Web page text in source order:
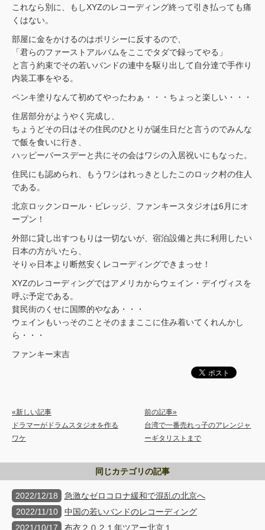
これなら別に、もしXYZのレコーディング終って引き払っても痛
くはない。
部屋に金をかけるのはポリシーに反するので、
「君らのファーストアルバムをここでタダで録ってやる」
と言う約束でその若いバンドの連中を駆り出して自分達で手作り
内装工事をやる。
ペンキ塗りなんて初めてやったわぁ・・・ちょっと楽しい・・・
住居部分がようやく完成し、
ちょうどその日はその住民のひとりが誕生日だと言うのでみんな
で飯を食いに行き、
ハッピーバースデーと共にその会はワシの入居祝いにもなった。
住民にも認められ、もうワシはれっきとしたこのロック村の住人
である。
北京ロックンロール・ビレッジ、ファンキースタジオは6月にオ
ープン！
外部に貸し出すつもりは一切ないが、宿泊設備と共に利用したい
日本の方がいたら、
そりゃ日本より断然安くレコーディングできまっせ！
XYZのレコーディングではアメリカからウェイン・デイヴィスを
呼ぶ予定である。
貧民街のくせに国際的やなあ・・・
ウェインもいっそのことそのままここに住み着いてくれんかし
ら・・・
ファンキー末吉
«新しい記事
ドラマーがドラムスタジオを作る
ワケ
前の記事»
台湾で一番売れっ子のアレンジャ
ーギタリストまで
同じカテゴリの記事
2022/12/18
急激なゼロコロナ緩和で混乱の北京へ
2022/11/10
中国の若いバンドのレコーディング
2021/10/17
布衣２０２１年ツアー北京１